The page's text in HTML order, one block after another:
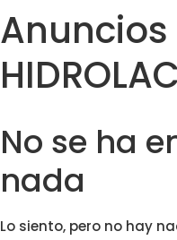
Anuncios
No se ha
nada
Lo siento, pero no hay